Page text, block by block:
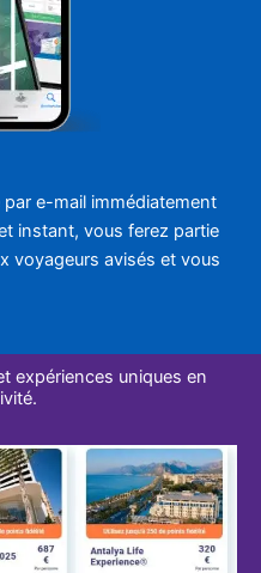
e-mail immédiatement
instant, vous ferez partie
voyageurs avisés et vous
expériences uniques en